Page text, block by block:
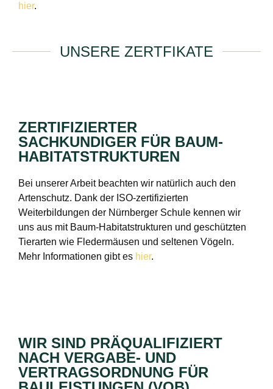
hier.
UNSERE ZERTFIKATE
ZERTIFIZIERTER
SACHKUNDIGER FÜR BAUM-
HABITATSTRUKTUREN
Bei unserer Arbeit beachten wir natürlich auch den
Artenschutz. Dank der ISO-zertifizierten
Weiterbildungen der Nürnberger Schule kennen wir
uns aus mit Baum-Habitatstrukturen und geschützten
Tierarten wie Fledermäusen und seltenen Vögeln.
Mehr Informationen gibt es hier.
WIR SIND PRÄQUALIFIZIERT
NACH VERGABE- UND
VERTRAGSORDNUNG FÜR